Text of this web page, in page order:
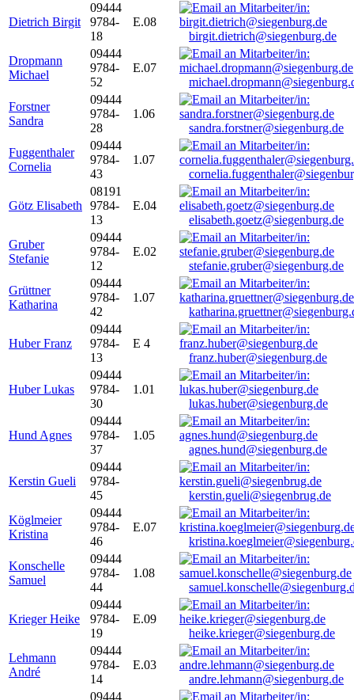
Dietrich Birgit
09444
9784-
18
E.08
birgit.dietrich@siegenburg.de
Dropmann
Michael
09444
9784-
52
E.07
Forstner
Sandra
09444
9784-
28
1.06
sandra.forstner@siegenburg.de
Fuggenthaler
Cornelia
09444
9784-
43
1.07
Götz Elisabeth
08191
9784-
13
E.04
elisabeth.goetz@siegenburg.de
Gruber
Stefanie
09444
9784-
12
E.02
stefanie.gruber@siegenburg.de
Grüttner
Katharina
09444
9784-
42
1.07
Huber Franz
09444
9784-
13
E 4
franz.huber@siegenburg.de
Huber Lukas
09444
9784-
30
1.01
lukas.huber@siegenburg.de
Hund Agnes
09444
9784-
37
1.05
agnes.hund@siegenburg.de
Kerstin Gueli
09444
9784-
45
kerstin.gueli@siegenbrug.de
Köglmeier
Kristina
09444
9784-
46
E.07
Konschelle
Samuel
09444
9784-
44
1.08
Krieger Heike
09444
9784-
19
E.09
heike.krieger@siegenburg.de
Lehmann
André
09444
9784-
14
E.03
andre.lehmann@siegenburg.de
09444